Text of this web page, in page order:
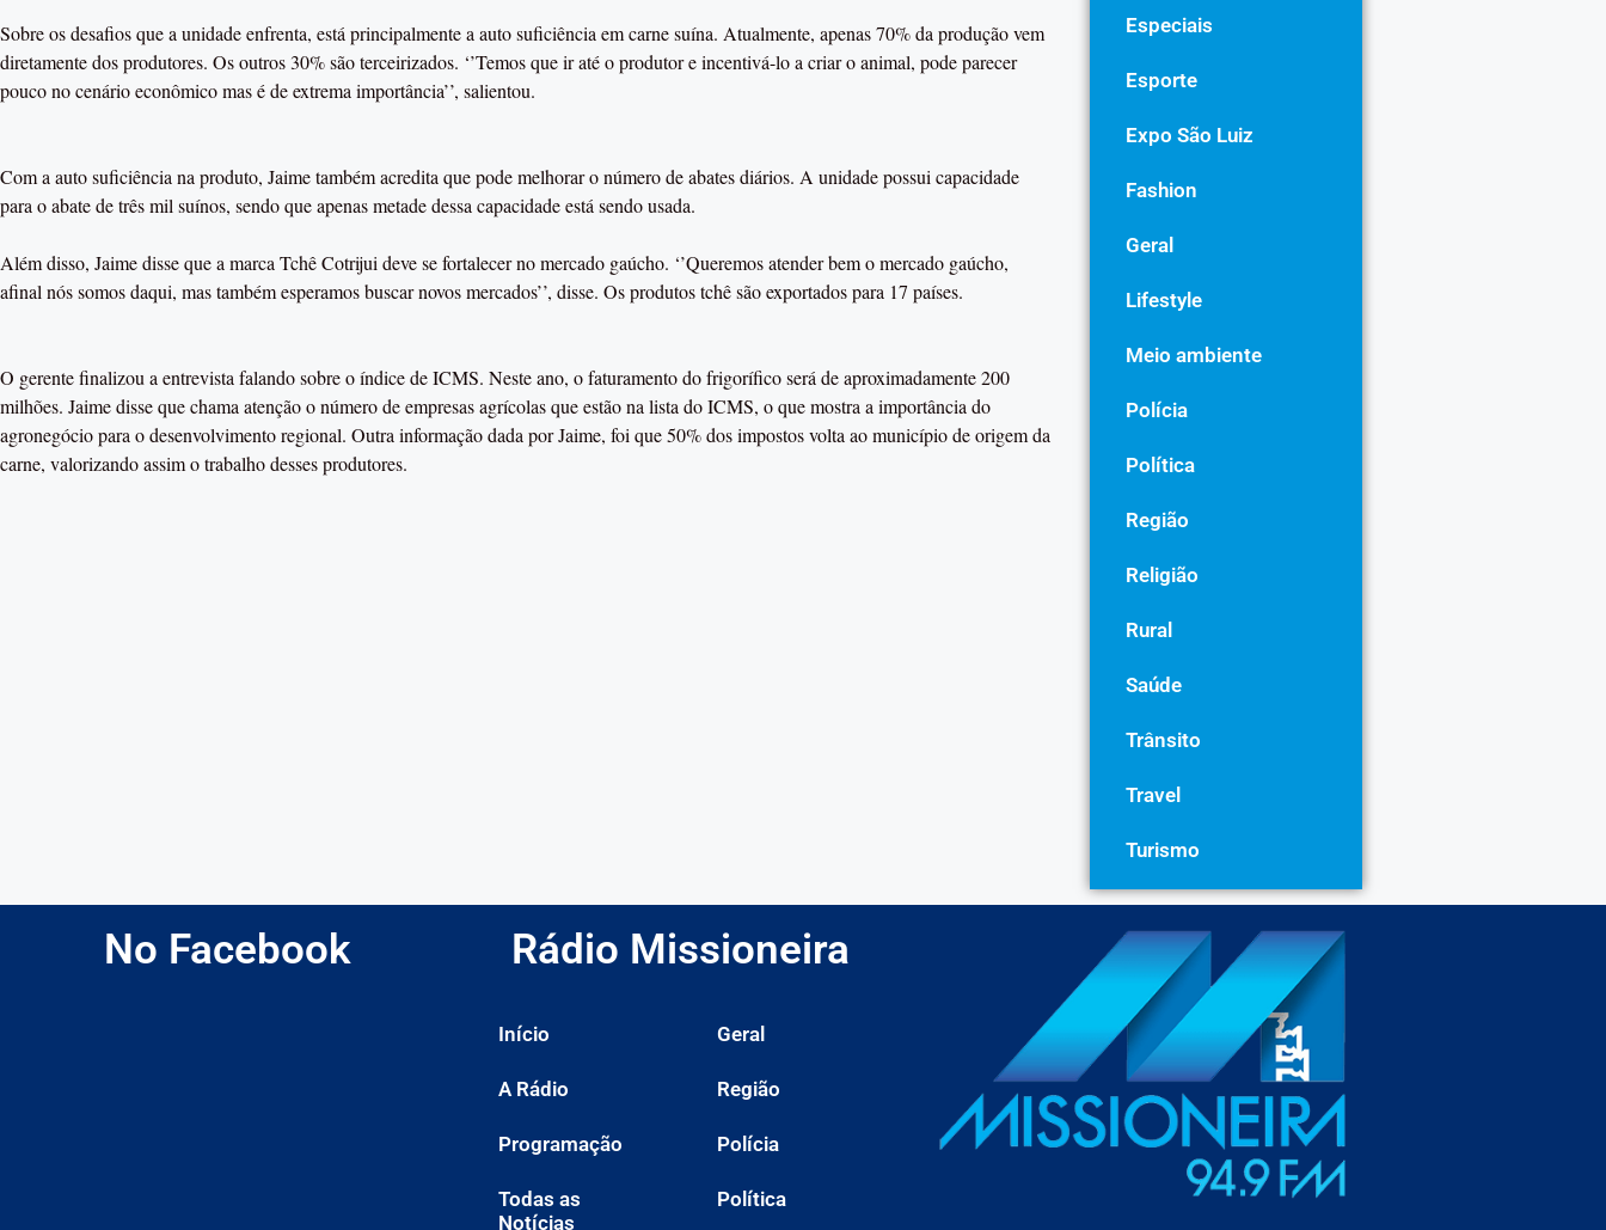
Sobre os desafios que a unidade enfrenta, está principalmente a auto suficiência em carne suína. Atualmente, apenas 70% da produção vem
diretamente dos produtores. Os outros 30% são terceirizados. ‘’Temos que ir até o produtor e incentivá-lo a criar o animal, pode parecer
pouco no cenário econômico mas é de extrema importância’’, salientou.
Com a auto suficiência na produto, Jaime também acredita que pode melhorar o número de abates diários. A unidade possui capacidade
para o abate de três mil suínos, sendo que apenas metade dessa capacidade está sendo usada.
Além disso, Jaime disse que a marca Tchê Cotrijui deve se fortalecer no mercado gaúcho. ‘’Queremos atender bem o mercado gaúcho,
afinal nós somos daqui, mas também esperamos buscar novos mercados’’, disse. Os produtos tchê são exportados para 17 países.
O gerente finalizou a entrevista falando sobre o índice de ICMS. Neste ano, o faturamento do frigorífico será de aproximadamente 200
milhões. Jaime disse que chama atenção o número de empresas agrícolas que estão na lista do ICMS, o que mostra a importância do
agronegócio para o desenvolvimento regional. Outra informação dada por Jaime, foi que 50% dos impostos volta ao município de origem da
carne, valorizando assim o trabalho desses produtores.
Especiais
Esporte
Expo São Luiz
Fashion
Geral
Lifestyle
Meio ambiente
Polícia
Política
Região
Religião
Rural
Saúde
Trânsito
Travel
Turismo
No Facebook Rádio Missioneira
Início
A Rádio
Programação
Todas as
Notícias
Geral
Região
Polícia
Política